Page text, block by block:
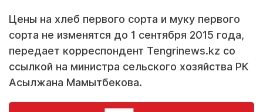
Цены на хлеб первого сорта и муку первого
сорта не изменятся до 1 сентября 2015 года,
передает корреспондент Tengrinews.kz со
ссылкой на министра сельского хозяйства РК
Асылжана Мамытбекова.